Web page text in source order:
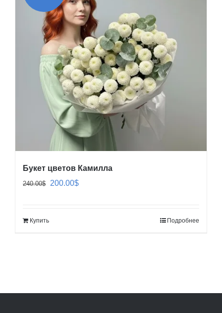
Букет цветов Камилла
240.00$
Первоначальная
200.00$Текущая
Купить Подробнее